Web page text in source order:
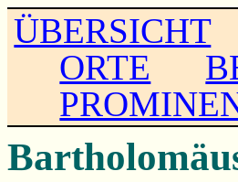
ÜBERSICHT
ORTE